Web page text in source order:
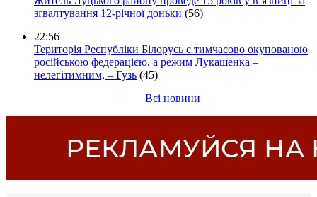
зґвалтування 12-річної доньки (56)
22:56
Територія Республіки Білорусь є тимчасово окупованою
російською федерацією, а режим Лукашенка –
нелегітимним, – Гузь (45)
Всі новини